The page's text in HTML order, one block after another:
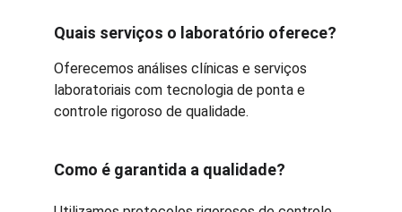
Quais serviços o laboratório oferece?
Oferecemos análises clínicas e serviços
laboratoriais com tecnologia de ponta e
controle rigoroso de qualidade.
Como é garantida a qualidade?